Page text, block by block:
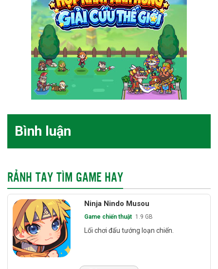
Bình luận
RẢNH TAY TÌM GAME HAY
Ninja Nindo Musou
Game chiến thuật 1.9 GB
Lối chơi đấu tướng loạn chiến.